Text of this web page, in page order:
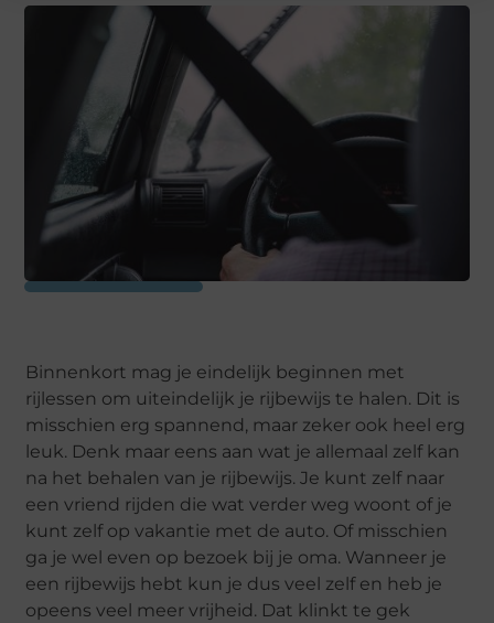
Binnenkort mag je eindelijk beginnen met
rijlessen om uiteindelijk je rijbewijs te halen. Dit is
misschien erg spannend, maar zeker ook heel erg
leuk. Denk maar eens aan wat je allemaal zelf kan
na het behalen van je rijbewijs. Je kunt zelf naar
een vriend rijden die wat verder weg woont of je
kunt zelf op vakantie met de auto. Of misschien
ga je wel even op bezoek bij je oma. Wanneer je
een rijbewijs hebt kun je dus veel zelf en heb je
opeens veel meer vrijheid. Dat klinkt te gek